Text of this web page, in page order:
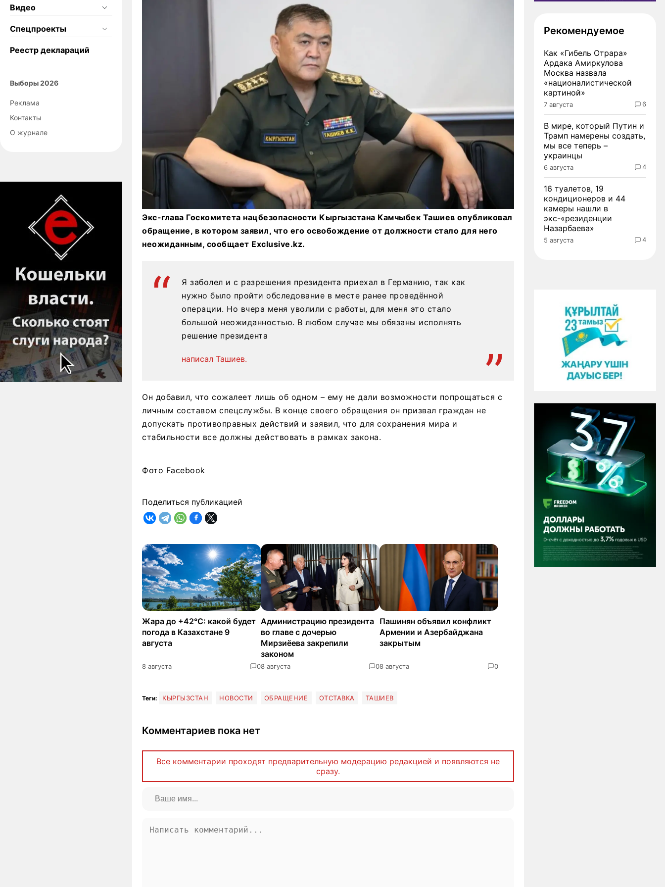
Видео
Спецпроекты
Реестр деклараций
Выборы 2026
Реклама
Контакты
О журнале
Экс-глава Госкомитета нацбезопасности Кыргызстана Камчыбек Ташиев опубликовал
обращение, в котором заявил, что его освобождение от должности стало для него
неожиданным, сообщает Exclusive.kz.
Я заболел и с разрешения президента приехал в Германию, так как
нужно было пройти обследование в месте ранее проведённой
операции. Но вчера меня уволили с работы, для меня это стало
большой неожиданностью. В любом случае мы обязаны исполнять
решение президента
написал Ташиев.
Он добавил, что сожалеет лишь об одном – ему не дали возможности попрощаться с
личным составом спецслужбы. В конце своего обращения он призвал граждан не
допускать противоправных действий и заявил, что для сохранения мира и
стабильности все должны действовать в рамках закона.
Фото Facebook
Поделиться публикацией
Жара до +42°C: какой будет
погода в Казахстане 9
августа
8 августа 0
Администрацию президента
во главе с дочерью
Мирзиёева закрепили
законом
8 августа 0
Пашинян объявил конфликт
Армении и Азербайджана
закрытым
8 августа 0
Теги: КЫРГЫЗСТАН НОВОСТИ ОБРАЩЕНИЕ ОТСТАВКА ТАШИЕВ
Комментариев пока нет
Все комментарии проходят предварительную модерацию редакцией и появляются не
сразу.
Рекомендуемое
Как «Гибель Отрара»
Ардака Амиркулова
Москва назвала
«националистической
картиной»
7 августа 6
В мире, который Путин и
Трамп намерены создать,
мы все теперь –
украинцы
6 августа 4
16 туалетов, 19
кондиционеров и 44
камеры нашли в
экс-«резиденции
Назарбаева»
5 августа 4